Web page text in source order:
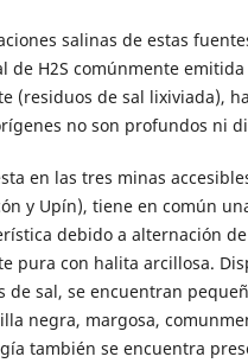
salinas de estas
de H2S comúnmente
(residuos de sal lixiviada),
no son profundos ni
en las tres minas
y Upín), tiene en común
debido a alternación
pura con halita arcillosa.
de sal, se encuentran
negra, margosa,
también se encuentra